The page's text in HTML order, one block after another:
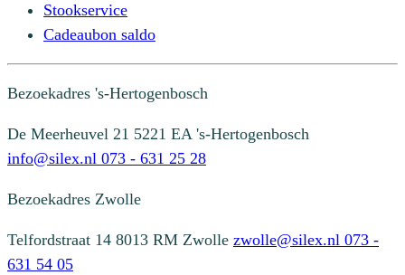
Stookservice
Cadeaubon saldo
Bezoekadres 's-Hertogenbosch
De Meerheuvel 21 5221 EA 's-Hertogenbosch
info@silex.nl 073 - 631 25 28
Bezoekadres Zwolle
Telfordstraat 14 8013 RM Zwolle zwolle@silex.nl 073 -
631 54 05